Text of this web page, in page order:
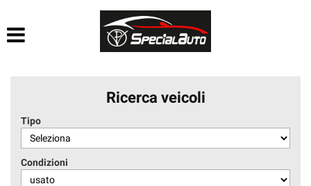
FINANZIAMENTI
PRATICHE AUTO
Ricerca veicoli
Tipo
Condizioni